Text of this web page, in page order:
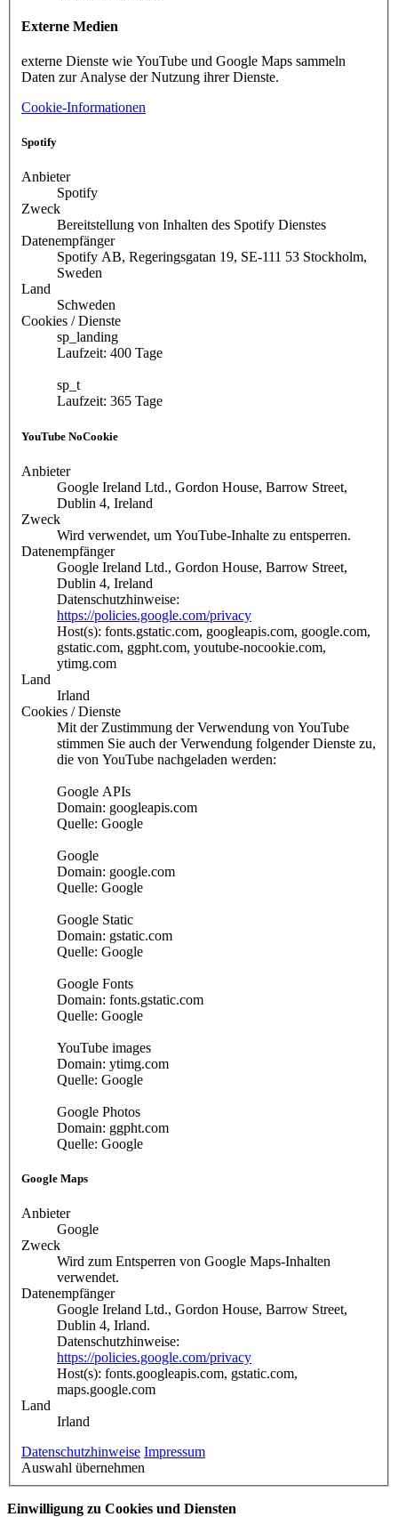
Externe Medien
externe Dienste wie YouTube und Google Maps sammeln
Daten zur Analyse der Nutzung ihrer Dienste.
Cookie-Informationen
Spotify
Anbieter
Spotify
Zweck
Bereitstellung von Inhalten des Spotify Dienstes
Datenempfänger
Spotify AB, Regeringsgatan 19, SE-111 53 Stockholm,
Sweden
Land
Schweden
Cookies / Dienste
sp_landing
Laufzeit: 400 Tage
sp_t
Laufzeit: 365 Tage
YouTube NoCookie
Anbieter
Google Ireland Ltd., Gordon House, Barrow Street,
Dublin 4, Ireland
Zweck
Wird verwendet, um YouTube-Inhalte zu entsperren.
Datenempfänger
Google Ireland Ltd., Gordon House, Barrow Street,
Dublin 4, Ireland
Datenschutzhinweise:
https://policies.google.com/privacy
Host(s): fonts.gstatic.com, googleapis.com, google.com,
gstatic.com, ggpht.com, youtube-nocookie.com,
ytimg.com
Land
Irland
Cookies / Dienste
Mit der Zustimmung der Verwendung von YouTube
stimmen Sie auch der Verwendung folgender Dienste zu,
die von YouTube nachgeladen werden:
Google APIs
Domain: googleapis.com
Quelle: Google
Google
Domain: google.com
Quelle: Google
Google Static
Domain: gstatic.com
Quelle: Google
Google Fonts
Domain: fonts.gstatic.com
Quelle: Google
YouTube images
Domain: ytimg.com
Quelle: Google
Google Photos
Domain: ggpht.com
Quelle: Google
Google Maps
Anbieter
Google
Zweck
Wird zum Entsperren von Google Maps-Inhalten
verwendet.
Datenempfänger
Google Ireland Ltd., Gordon House, Barrow Street,
Dublin 4, Irland.
Datenschutzhinweise:
https://policies.google.com/privacy
Host(s): fonts.googleapis.com, gstatic.com,
maps.google.com
Land
Irland
Datenschutzhinweise Impressum
Auswahl übernehmen
Einwilligung zu Cookies und Diensten